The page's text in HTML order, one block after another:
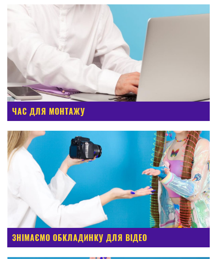
ЧАС ДЛЯ МОНТАЖУ
ЗНІМАЄМО ОБКЛАДИНКУ ДЛЯ ВІДЕО